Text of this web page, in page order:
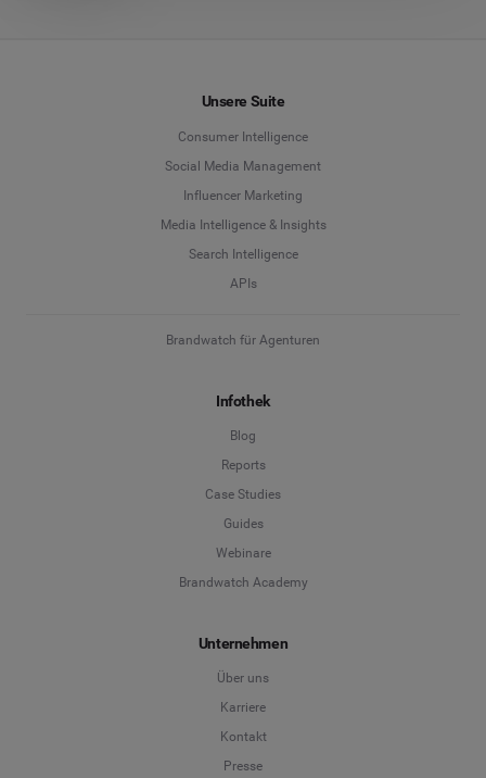
Unsere Suite
Consumer Intelligence
Social Media Management
Influencer Marketing
Media Intelligence & Insights
Search Intelligence
APIs
Brandwatch für Agenturen
Infothek
Blog
Reports
Case Studies
Guides
Webinare
Brandwatch Academy
Unternehmen
Über uns
Karriere
Kontakt
Presse